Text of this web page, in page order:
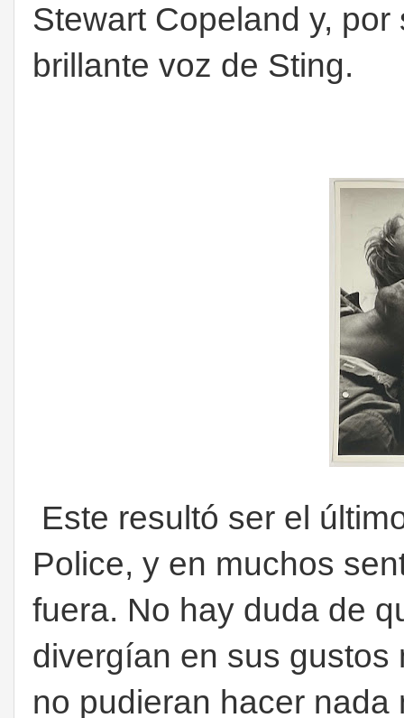
Stewart Copeland y,
brillante voz de Sting.
Este resultó ser el
Police, y en muchos
fuera. No hay duda de
divergían en sus
no pudieran hacer